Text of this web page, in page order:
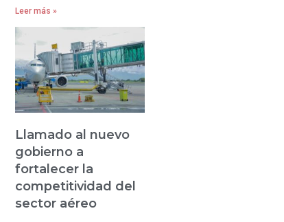
Leer más »
Llamado al nuevo
gobierno a
fortalecer la
competitividad del
sector aéreo